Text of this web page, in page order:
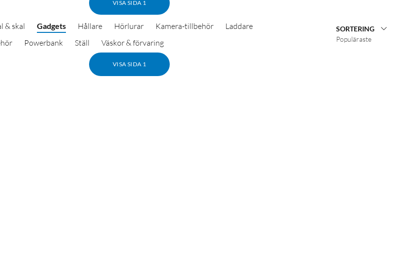
& skal Gadgets Hållare Hörlurar Kamera-tillbehör
Laddare
Powerbank Ställ Väskor & förvaring
SORTERING
Populäraste
VISA SIDA 1
VISA SIDA 1